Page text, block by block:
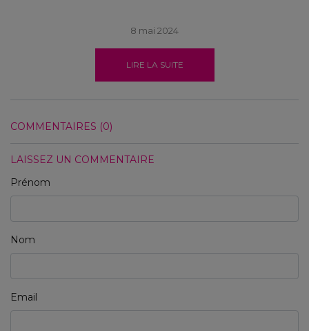
8 mai 2024
LIRE LA SUITE
COMMENTAIRES (0)
LAISSEZ UN COMMENTAIRE
Prénom
Nom
Email